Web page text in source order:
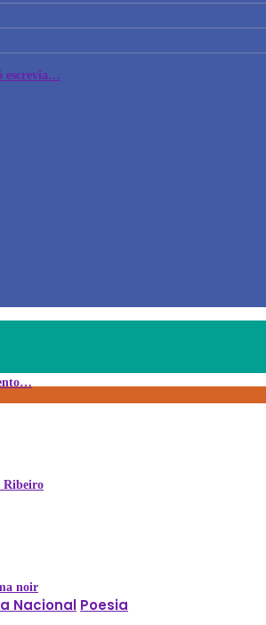
escrevia…
Ribeiro
noir
Nacional Poesia